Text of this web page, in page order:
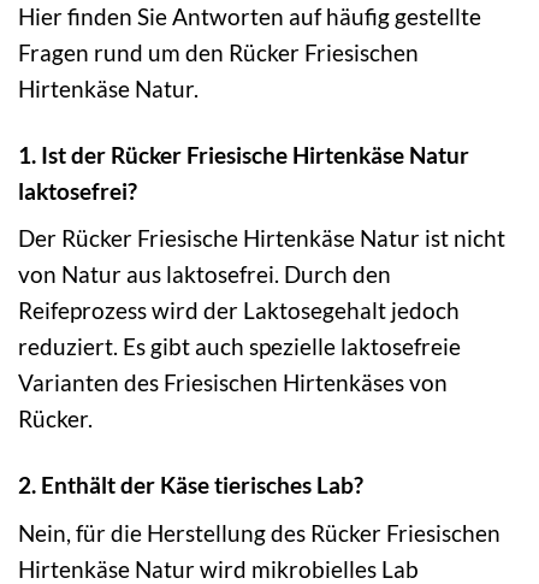
Hier finden Sie Antworten auf häufig gestellte
Fragen rund um den Rücker Friesischen
Hirtenkäse Natur.
1. Ist der Rücker Friesische Hirtenkäse Natur
laktosefrei?
Der Rücker Friesische Hirtenkäse Natur ist nicht
von Natur aus laktosefrei. Durch den
Reifeprozess wird der Laktosegehalt jedoch
reduziert. Es gibt auch spezielle laktosefreie
Varianten des Friesischen Hirtenkäses von
Rücker.
2. Enthält der Käse tierisches Lab?
Nein, für die Herstellung des Rücker Friesischen
Hirtenkäse Natur wird mikrobielles Lab